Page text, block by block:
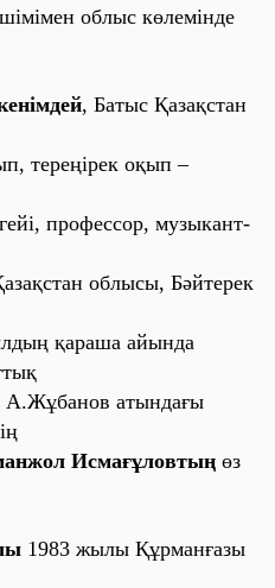
облыс көлемінде
, Батыс Қазақстан
тереңірек оқып –
профессор, музыкант-
облысы, Бәйтерек
қараша айында
А.Жұбанов атындағы
Исмағұловтың өз
1983 жылы Құрманғазы